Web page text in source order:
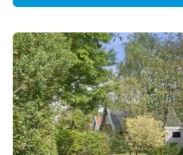
Nationalparks Drents-Friese
zahlreiche Rad- und
erkunden. Dank seiner
Ausgangspunkt für Ausflüge in
Haustierfreie und
Buitenplaats de Hildenberg